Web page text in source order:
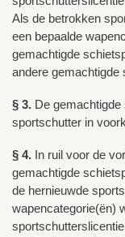
Als de betrokken
een bepaalde
gemachtigde
andere gemachtigde
§ 3. De
sportschutter in
§ 4. In ruil voor de
gemachtigde
de hernieuwde
wapencategorie(ën)